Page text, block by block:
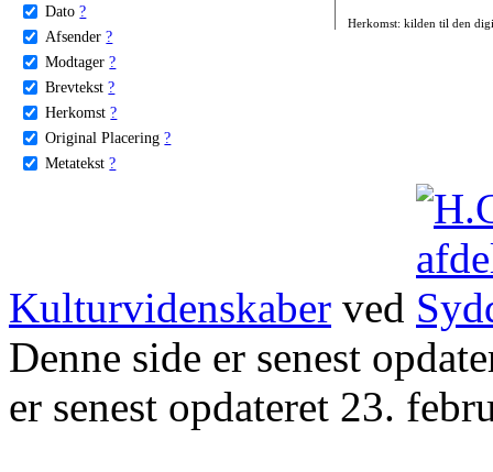
Dato ?
Afsender ?
Modtager ?
Brevtekst ?
Herkomst ?
Original Placering ?
Metatekst ?
Herkomst: kilden til den
Kulturvidenskaber ved
Denne side er senest
er senest opdateret 23.